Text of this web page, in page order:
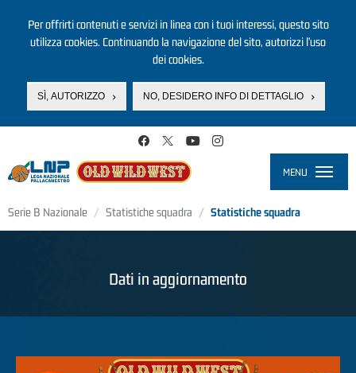
Per offrirti contenuti e servizi in linea con i tuoi interessi, questo sito
utilizza cookies. Continuando la navigazione del sito, autorizzi l’uso
dei cookies.
SÌ, AUTORIZZO NO, DESIDERO INFO DI DETTAGLIO
MENU
Serie B Nazionale Statistiche squadra Statistiche squadra
Dati in aggiornamento